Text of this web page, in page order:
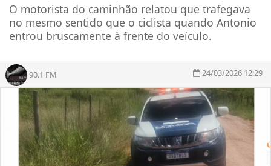
O motorista do caminhão relatou que trafegava
no mesmo sentido que o ciclista quando Antonio
entrou bruscamente à frente do veículo.
90.1 FM 24/03/2026 12:29